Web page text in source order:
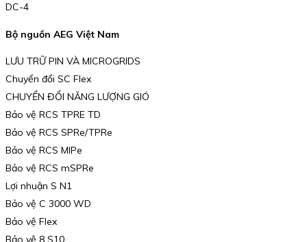
DC-4
Bộ nguồn AEG Việt Nam
LƯU TRỮ PIN VÀ MICROGRIDS
Chuyển đổi SC Flex
CHUYỂN ĐỔI NĂNG LƯỢNG GIÓ
Bảo vệ RCS TPRE TD
Bảo vệ RCS SPRe/TPRe
Bảo vệ RCS MIPe
Bảo vệ RCS mSPRe
Lợi nhuận S N1
Bảo vệ C 3000 WD
Bảo vệ Flex